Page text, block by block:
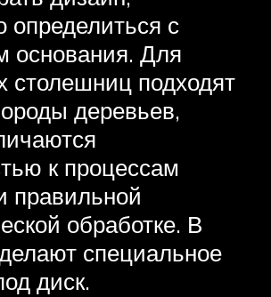
определиться с
основания. Для
столешниц подходят
деревьев,
к процессам
правильной
обработке. В
специальное
диск.